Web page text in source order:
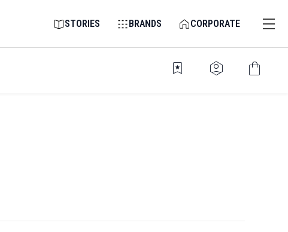
STORIES BRANDS CORPORATE
bookmark_star identity_platform shopping_bag